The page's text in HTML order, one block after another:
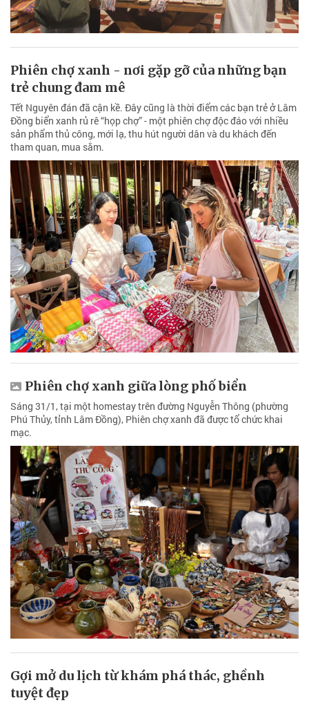
Phiên chợ xanh - nơi gặp gỡ của những bạn
trẻ chung đam mê
Tết Nguyên đán đã cận kề. Đây cũng là thời điểm các bạn trẻ ở Lâm
Đồng biển xanh rủ rê “họp chợ” - một phiên chợ độc đáo với nhiều
sản phẩm thủ công, mới lạ, thu hút người dân và du khách đến
tham quan, mua sắm.
Phiên chợ xanh giữa lòng phố biển
Sáng 31/1, tại một homestay trên đường Nguyễn Thông (phường
Phú Thủy, tỉnh Lâm Đồng), Phiên chợ xanh đã được tổ chức khai
mạc.
Gợi mở du lịch từ khám phá thác, ghềnh
tuyệt đẹp